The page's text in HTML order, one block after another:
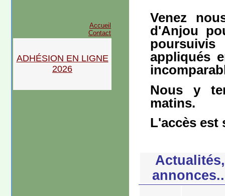
Accueil
Contact
ADHÉSION EN LIGNE
2026
Venez
d'Anjou
appliqués
Nous y
matins.
L'accès est
Actualités,